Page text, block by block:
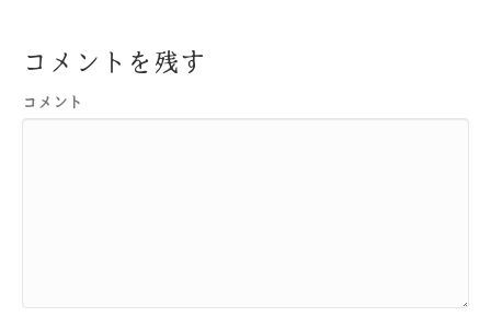
コメントを残す
コメント